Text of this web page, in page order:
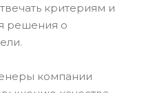
критериям и
решения о
компании